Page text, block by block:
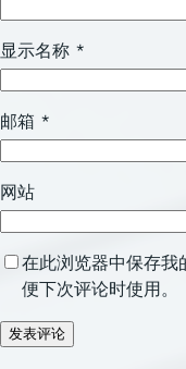
显示名称 *
邮箱 *
网站
在此浏览器中保存我
便下次评论时使用。